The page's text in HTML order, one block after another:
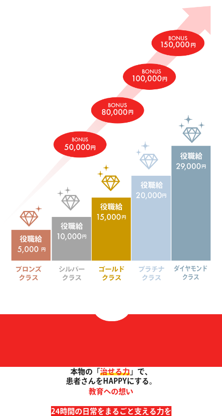
本物の「 治せる力」で、
患者さんをHAPPYにする。
教育への想い
24時間の日常をまるごと支える力を